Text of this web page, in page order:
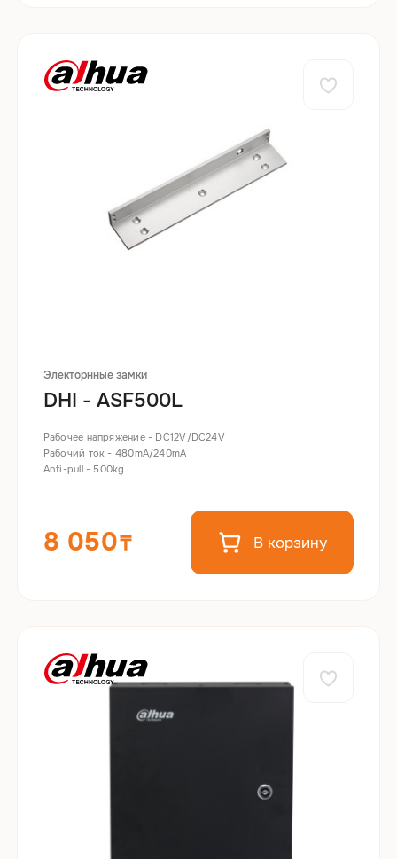
Электорнные замки
DHI - ASF500L
Рабочее напряжение - DC12V/DC24V
Рабочий ток - 480mA/240mA
Anti-pull - 500kg
8 050 В корзину